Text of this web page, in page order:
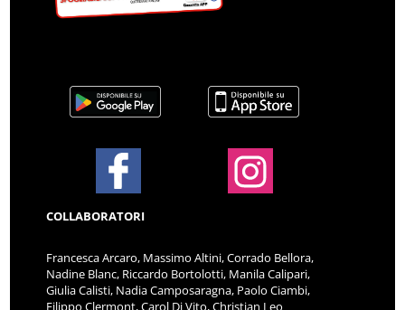
COLLABORATORI
Francesca Arcaro, Massimo Altini, Corrado Bellora,
Nadine Blanc, Riccardo Bortolotti, Manila Calipari,
Giulia Calisti, Nadia Camposaragna, Paolo Ciambi,
Filippo Clermont, Carol Di Vito, Christian Leo